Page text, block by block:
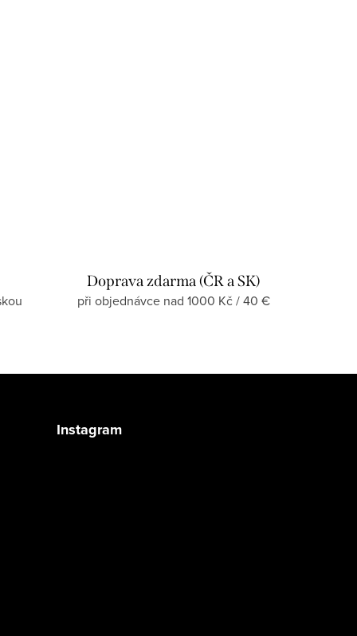
Doprava zdarma (ČR a SK)
při objednávce nad 1000 Kč / 40 €
Instagram